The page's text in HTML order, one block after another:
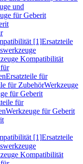
und
für Geberit
[1]Ersatzteile
Kompatibilität
Ersatzteile für
für ZubehörWerkzeuge
für Geberit
für
Werkzeuge für Geberit
[1]Ersatzteile
Kompatibilität